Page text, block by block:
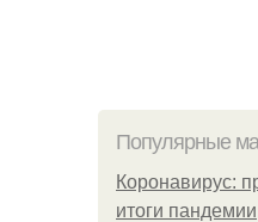
Популярные
Коронавирус:
итоги пандемии